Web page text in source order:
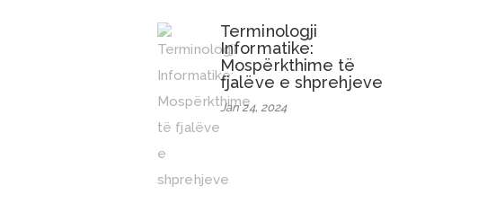
Terminologji
Informatike:
Mospërkthime të
fjalëve e shprehjeve
Jan 24, 2024